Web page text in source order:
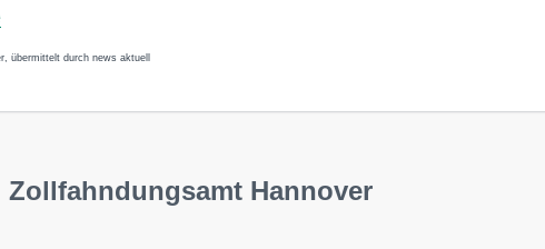
übermittelt durch news aktuell
Zollfahndungsamt Hannover